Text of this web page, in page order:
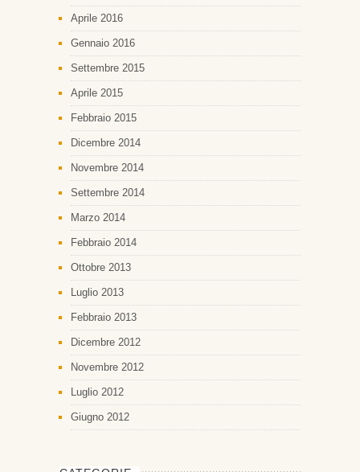
Aprile 2016
Gennaio 2016
Settembre 2015
Aprile 2015
Febbraio 2015
Dicembre 2014
Novembre 2014
Settembre 2014
Marzo 2014
Febbraio 2014
Ottobre 2013
Luglio 2013
Febbraio 2013
Dicembre 2012
Novembre 2012
Luglio 2012
Giugno 2012